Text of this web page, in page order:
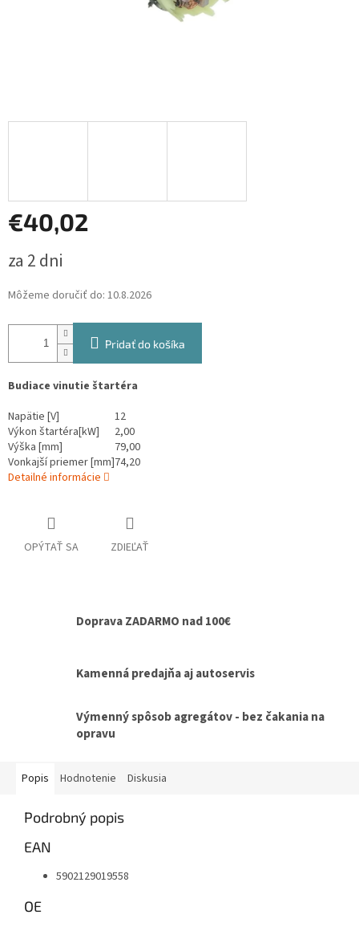
€40,02
cena:
za 2 dni
Môžeme doručiť do: 10.8.2026
Pridať do košíka
Budiace vinutie štartéra
Napätie [V]
12
Výkon štartéra[kW]
2,00
Výška [mm]
79,00
Vonkajší priemer [mm]74,20
Detailné informácie
OPÝTAŤ SA ZDIEĽAŤ
Doprava ZADARMO nad 100€
Kamenná predajňa aj autoservis
Výmenný spôsob agregátov - bez čakania na
opravu
Popis Hodnotenie Diskusia
Podrobný popis
EAN
5902129019558
OE